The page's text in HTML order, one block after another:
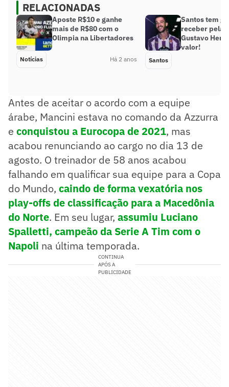
RELACIONADAS
Aposte R$10 e ganhe
mais de R$80 com o
Olimpia na Libertadores
Notícias Há 2 anos
Santos tem
receber pela
Gustavo
valor!
Santos
Antes de aceitar o acordo com a equipe
árabe, Mancini estava no comando da Azzurra
e conquistou a Eurocopa de 2021, mas
acabou renunciando ao cargo no dia 13 de
agosto. O treinador de 58 anos acabou
falhando em qualificar sua equipe para a Copa
do Mundo, caindo de forma vexatória nos
play-offs de classificação para a Macedônia
do Norte. Em seu lugar, assumiu Luciano
Spalletti, campeão da Serie A Tim com o
Napoli na última temporada.
CONTINUA
APÓS A
PUBLICIDADE